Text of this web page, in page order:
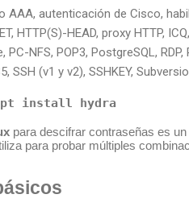
autenticación de Cisco,
HTTP(S)-HEAD, proxy HTTP,
PC-NFS, POP3, PostgreSQL,
SSH (v1 y v2), SSHKEY,
install hydra
para descifrar contraseñas es
para probar múltiples